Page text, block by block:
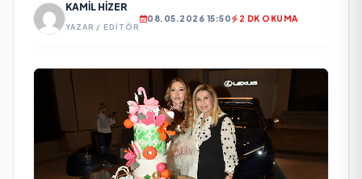
KAMIL HIZER
YAZAR / EDITÖR
08.05.2026 15:50 2 DK OKUMA